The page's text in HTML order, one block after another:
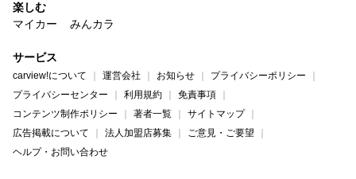
楽しむ
マイカー
みんカラ
サービス
carview!について 運営会社 お知らせ
プライバシーポリシー
プライバシーセンター
利用規約
免責事項
コンテンツ制作ポリシー
著者一覧
サイトマップ
広告掲載について
法人加盟店募集
ご意見・ご要望
ヘルプ・お問い合わせ